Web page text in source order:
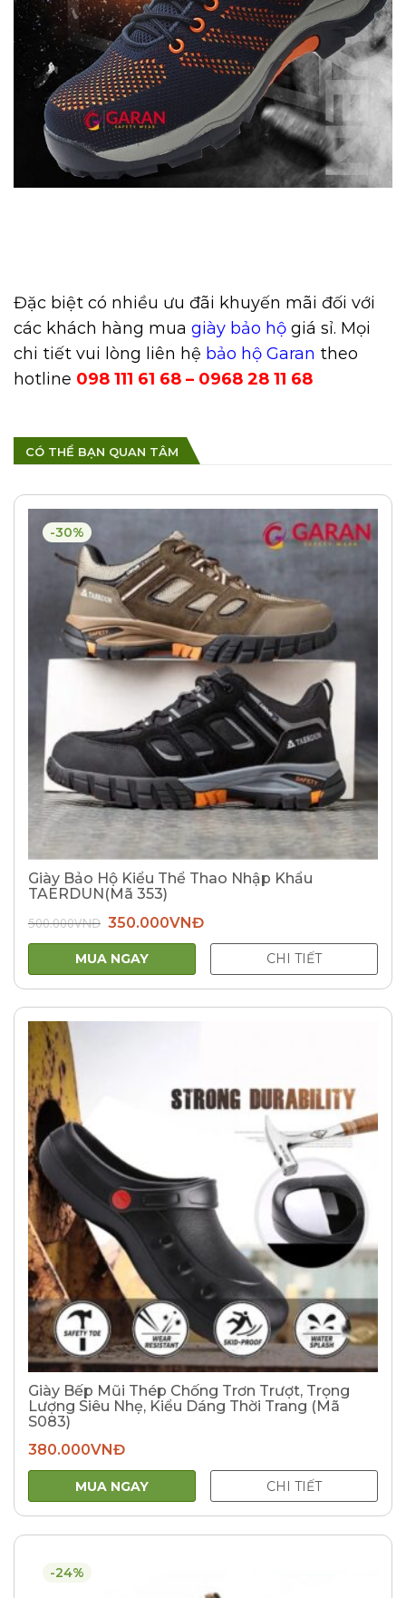
Đặc biệt có nhiều ưu đãi khuyến mãi đối với
các khách hàng mua giày bảo hộ giá sỉ. Mọi
chi tiết vui lòng liên hệ bảo hộ Garan theo
hotline 098 111 61 68 – 0968 28 11 68
CÓ THỂ BẠN QUAN TÂM
-30%
Giày Bảo Hộ Kiểu Thể Thao Nhập Khẩu
TAERDUN(Mã 353)
500.000VNĐ Giá
gốc
là:
500.000VNĐ.
350.000VNĐGiá
tại
350.000VNĐ.
MUA NGAY CHI TIẾT
Giày Bếp Mũi Thép Chống Trơn Trượt, Trọng
Lượng Siêu Nhẹ, Kiểu Dáng Thời Trang (Mã
S083)
380.000VNĐ
MUA NGAY CHI TIẾT
-24%